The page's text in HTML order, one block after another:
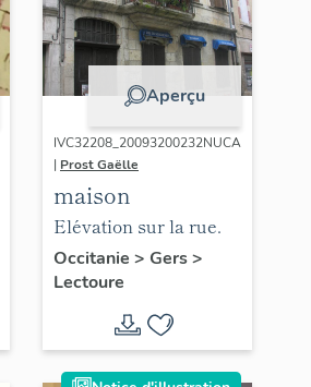
Aperçu
IVC32208_20093200232NUCA
| Prost Gaëlle
maison
Elévation sur la rue.
Occitanie > Gers>
Lectoure